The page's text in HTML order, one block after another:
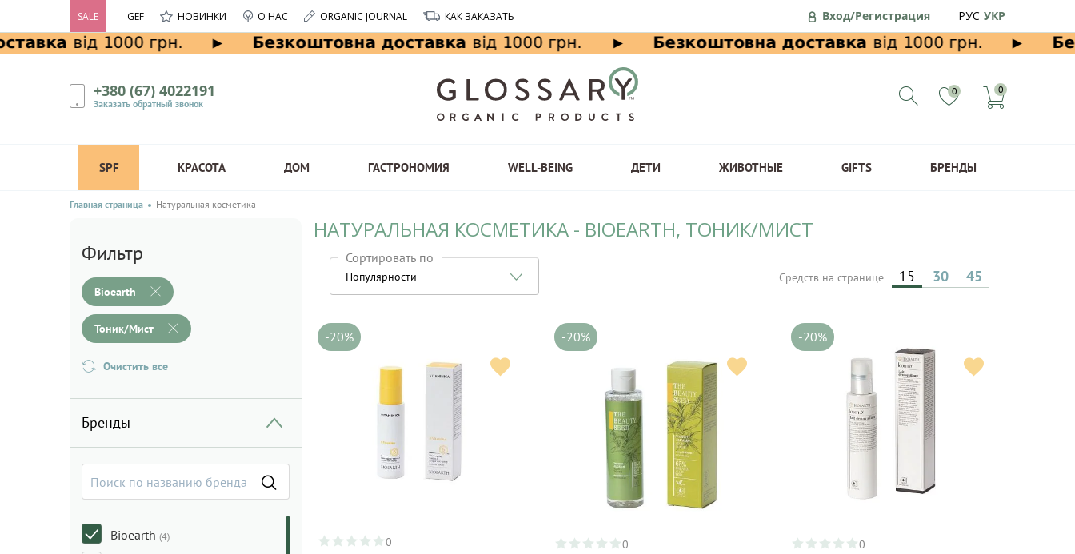
SALE GEF НОВИНКИ О НАС ORGANIC JOURNAL КАК ЗАКАЗАТЬ Вход/Регистрация РУС УКР
+380 (67) 4022191
Заказать обратный звонок
0 0
SPF КРАСОТА ДОМ ГАСТРОНОМИЯ WELL-BEING ДЕТИ ЖИВОТНЫЕ GIFTS БРЕНДЫ
Главная страница Натуральная косметика
Фильтр
Bioearth
Тоник/Мист
Очистить все
Бренды
Bioearth (4)
НАТУРАЛЬНАЯ КОСМЕТИКА - BIOEARTH, ТОНИК/МИСТ
Сортировать по
Популярности Средств на странице 15 30 45
-20%
0
-20%
0
-20%
0